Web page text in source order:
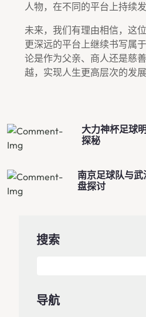
人物，在不同的平台上持续发
未来，我们有理由相信，这
更深远的平台上继续书写属
论是作为父亲、商人还是慈
越，实现人生更高层次的发展
大力神杯足球
探秘
南京足球队与
盘探讨
搜索
导航